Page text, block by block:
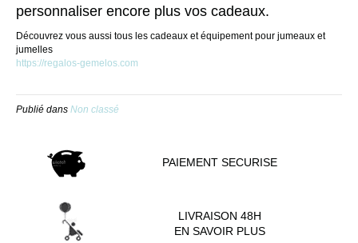
personnaliser encore plus vos cadeaux.
Découvrez vous aussi tous les cadeaux et équipement pour jumeaux et
jumelles
https://regalos-gemelos.com
Publié dans Non classé
PAIEMENT SECURISE
LIVRAISON 48H
EN SAVOIR PLUS